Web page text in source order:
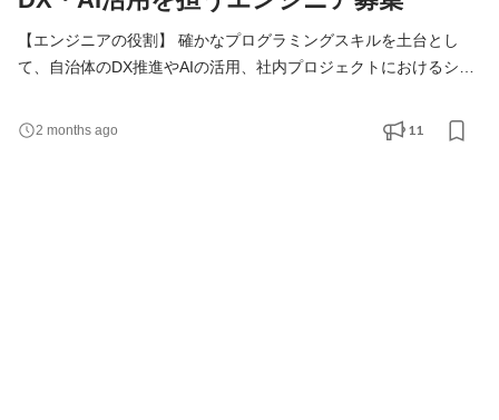
【エンジニアの役割】 確かなプログラミングスキルを土台とし
て、自治体のDX推進やAIの活用、社内プロジェクトにおけるシス
技術を習得し、段階的に実務へと携わっていきます。 具体的な業
務内容 ・自治体DX・業務システムの構築支援： 役場の業務効率
2 months ago 11